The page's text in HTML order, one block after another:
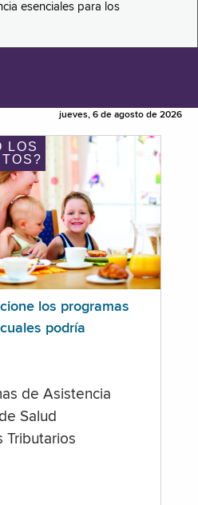
esenciales para los
jueves, 6 de agosto de 2026
LOS
los programas
podría
de Asistencia
Salud
Tributarios